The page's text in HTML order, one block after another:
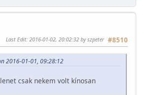
#8510
Last Edit: 2016-01-02, 20:02:32 by szpeter
2016-01-01, 09:28:12
csak nekem volt kínosan